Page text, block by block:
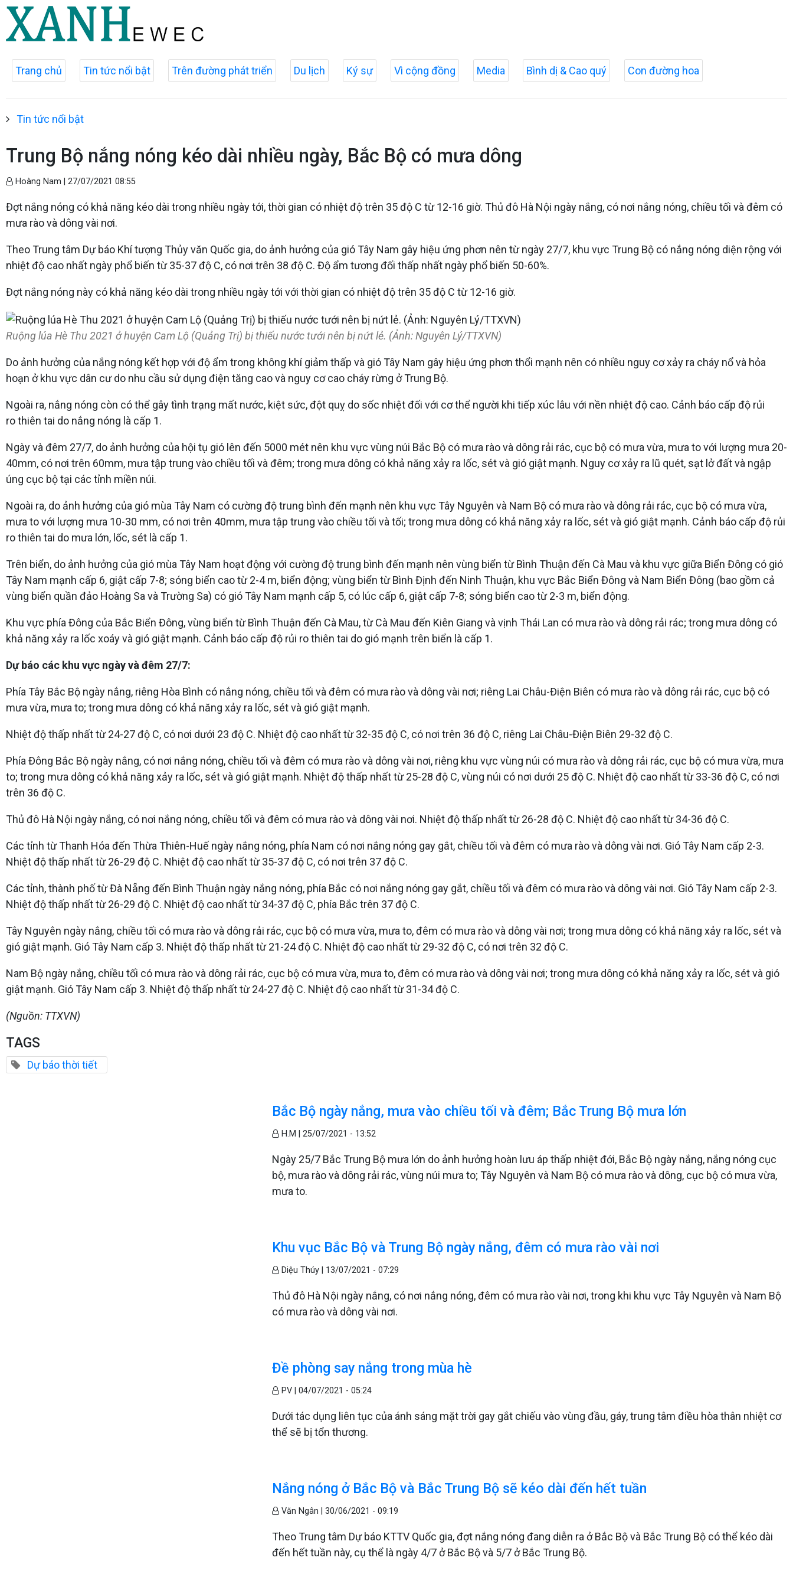
Trang chủ Tin tức nổi bật Trên đường phát triển Du lịch Ký sự Vì cộng đồng Media Bình dị & Cao quý Con đường hoa
Tin tức nổi bật
Trung Bộ nắng nóng kéo dài nhiều ngày, Bắc Bộ có mưa dông
Hoàng Nam | 27/07/2021 08:55
Đợt nắng nóng có khả năng kéo dài trong nhiều ngày tới, thời gian có nhiệt độ trên 35 độ C từ 12-16 giờ. Thủ đô Hà Nội ngày nắng, có nơi nắng nóng, chiều tối và đêm có
mưa rào và dông vài nơi.
Theo Trung tâm Dự báo Khí tượng Thủy văn Quốc gia, do ảnh hưởng của gió Tây Nam gây hiệu ứng phơn nên từ ngày 27/7, khu vực Trung Bộ có nắng nóng diện rộng với
nhiệt độ cao nhất ngày phổ biến từ 35-37 độ C, có nơi trên 38 độ C. Độ ẩm tương đối thấp nhất ngày phổ biến 50-60%.
Đợt nắng nóng này có khả năng kéo dài trong nhiều ngày tới với thời gian có nhiệt độ trên 35 độ C từ 12-16 giờ.
Ruộng lúa Hè Thu 2021 ở huyện Cam Lộ (Quảng Trị) bị thiếu nước tưới nên bị nứt lẻ. (Ảnh: Nguyên Lý/TTXVN)
Do ảnh hưởng của nắng nóng kết hợp với độ ẩm trong không khí giảm thấp và gió Tây Nam gây hiệu ứng phơn thổi mạnh nên có nhiều nguy cơ xảy ra cháy nổ và hỏa
hoạn ở khu vực dân cư do nhu cầu sử dụng điện tăng cao và nguy cơ cao cháy rừng ở Trung Bộ.
Ngoài ra, nắng nóng còn có thể gây tình trạng mất nước, kiệt sức, đột quỵ do sốc nhiệt đối với cơ thể người khi tiếp xúc lâu với nền nhiệt độ cao. Cảnh báo cấp độ rủi
ro thiên tai do nắng nóng là cấp 1.
Ngày và đêm 27/7, do ảnh hưởng của hội tụ gió lên đến 5000 mét nên khu vực vùng núi Bắc Bộ có mưa rào và dông rải rác, cục bộ có mưa vừa, mưa to với lượng mưa 20-
40mm, có nơi trên 60mm, mưa tập trung vào chiều tối và đêm; trong mưa dông có khả năng xảy ra lốc, sét và gió giật mạnh. Nguy cơ xảy ra lũ quét, sạt lở đất và ngập
úng cục bộ tại các tỉnh miền núi.
Ngoài ra, do ảnh hưởng của gió mùa Tây Nam có cường độ trung bình đến mạnh nên khu vực Tây Nguyên và Nam Bộ có mưa rào và dông rải rác, cục bộ có mưa vừa,
mưa to với lượng mưa 10-30 mm, có nơi trên 40mm, mưa tập trung vào chiều tối và tối; trong mưa dông có khả năng xảy ra lốc, sét và gió giật mạnh. Cảnh báo cấp độ rủi
ro thiên tai do mưa lớn, lốc, sét là cấp 1.
Trên biển, do ảnh hưởng của gió mùa Tây Nam hoạt động với cường độ trung bình đến mạnh nên vùng biển từ Bình Thuận đến Cà Mau và khu vực giữa Biển Đông có gió
Tây Nam mạnh cấp 6, giật cấp 7-8; sóng biển cao từ 2-4 m, biển động; vùng biển từ Bình Định đến Ninh Thuận, khu vực Bắc Biển Đông và Nam Biển Đông (bao gồm cả
vùng biển quần đảo Hoàng Sa và Trường Sa) có gió Tây Nam mạnh cấp 5, có lúc cấp 6, giật cấp 7-8; sóng biển cao từ 2-3 m, biển động.
Khu vực phía Đông của Bắc Biển Đông, vùng biển từ Bình Thuận đến Cà Mau, từ Cà Mau đến Kiên Giang và vịnh Thái Lan có mưa rào và dông rải rác; trong mưa dông có
khả năng xảy ra lốc xoáy và gió giật mạnh. Cảnh báo cấp độ rủi ro thiên tai do gió mạnh trên biển là cấp 1.
Dự báo các khu vực ngày và đêm 27/7:
Phía Tây Bắc Bộ ngày nắng, riêng Hòa Bình có nắng nóng, chiều tối và đêm có mưa rào và dông vài nơi; riêng Lai Châu-Điện Biên có mưa rào và dông rải rác, cục bộ có
mưa vừa, mưa to; trong mưa dông có khả năng xảy ra lốc, sét và gió giật mạnh.
Nhiệt độ thấp nhất từ 24-27 độ C, có nơi dưới 23 độ C. Nhiệt độ cao nhất từ 32-35 độ C, có nơi trên 36 độ C, riêng Lai Châu-Điện Biên 29-32 độ C.
Phía Đông Bắc Bộ ngày nắng, có nơi nắng nóng, chiều tối và đêm có mưa rào và dông vài nơi, riêng khu vực vùng núi có mưa rào và dông rải rác, cục bộ có mưa vừa, mưa
to; trong mưa dông có khả năng xảy ra lốc, sét và gió giật mạnh. Nhiệt độ thấp nhất từ 25-28 độ C, vùng núi có nơi dưới 25 độ C. Nhiệt độ cao nhất từ 33-36 độ C, có nơi
trên 36 độ C.
Thủ đô Hà Nội ngày nắng, có nơi nắng nóng, chiều tối và đêm có mưa rào và dông vài nơi. Nhiệt độ thấp nhất từ 26-28 độ C. Nhiệt độ cao nhất từ 34-36 độ C.
Các tỉnh từ Thanh Hóa đến Thừa Thiên-Huế ngày nắng nóng, phía Nam có nơi nắng nóng gay gắt, chiều tối và đêm có mưa rào và dông vài nơi. Gió Tây Nam cấp 2-3.
Nhiệt độ thấp nhất từ 26-29 độ C. Nhiệt độ cao nhất từ 35-37 độ C, có nơi trên 37 độ C.
Các tỉnh, thành phố từ Đà Nẵng đến Bình Thuận ngày nắng nóng, phía Bắc có nơi nắng nóng gay gắt, chiều tối và đêm có mưa rào và dông vài nơi. Gió Tây Nam cấp 2-3.
Nhiệt độ thấp nhất từ 26-29 độ C. Nhiệt độ cao nhất từ 34-37 độ C, phía Bắc trên 37 độ C.
Tây Nguyên ngày nắng, chiều tối có mưa rào và dông rải rác, cục bộ có mưa vừa, mưa to, đêm có mưa rào và dông vài nơi; trong mưa dông có khả năng xảy ra lốc, sét và
gió giật mạnh. Gió Tây Nam cấp 3. Nhiệt độ thấp nhất từ 21-24 độ C. Nhiệt độ cao nhất từ 29-32 độ C, có nơi trên 32 độ C.
Nam Bộ ngày nắng, chiều tối có mưa rào và dông rải rác, cục bộ có mưa vừa, mưa to, đêm có mưa rào và dông vài nơi; trong mưa dông có khả năng xảy ra lốc, sét và gió
giật mạnh. Gió Tây Nam cấp 3. Nhiệt độ thấp nhất từ 24-27 độ C. Nhiệt độ cao nhất từ 31-34 độ C.
(Nguồn: TTXVN)
TAGS
Dự báo thời tiết
Bắc Bộ ngày nắng, mưa vào chiều tối và đêm; Bắc Trung Bộ mưa lớn
H.M |25/07/2021 - 13:52
Ngày 25/7 Bắc Trung Bộ mưa lớn do ảnh hưởng hoàn lưu áp thấp nhiệt đới, Bắc Bộ ngày nắng, nắng nóng cục
bộ, mưa rào và dông rải rác, vùng núi mưa to; Tây Nguyên và Nam Bộ có mưa rào và dông, cục bộ có mưa vừa,
mưa to.
Khu vục Bắc Bộ và Trung Bộ ngày nắng, đêm có mưa rào vài nơi
Diệu Thúy | 13/07/2021 - 07:29
Thủ đô Hà Nội ngày nắng, có nơi nắng nóng, đêm có mưa rào vài nơi, trong khi khu vực Tây Nguyên và Nam Bộ
có mưa rào và dông vài nơi.
Đề phòng say nắng trong mùa hè
PV |04/07/2021 - 05:24
Dưới tác dụng liên tục của ánh sáng mặt trời gay gắt chiếu vào vùng đầu, gáy, trung tâm điều hòa thân nhiệt cơ
thể sẽ bị tổn thương.
Nắng nóng ở Bắc Bộ và Bắc Trung Bộ sẽ kéo dài đến hết tuần
Văn Ngân |30/06/2021 - 09:19
Theo Trung tâm Dự báo KTTV Quốc gia, đợt nắng nóng đang diễn ra ở Bắc Bộ và Bắc Trung Bộ có thể kéo dài
đến hết tuần này, cụ thể là ngày 4/7 ở Bắc Bộ và 5/7 ở Bắc Trung Bộ.